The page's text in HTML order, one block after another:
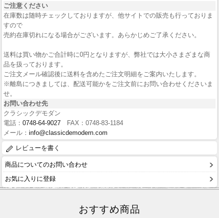
ご注意ください
在庫数は随時チェックしておりますが、他サイトでの販売も行っておりま
すので
売約在庫切れになる場合がございます。あらかじめご了承ください。
送料は買い物かご合計時に0円となりますが、弊社では大小さまざまな商
品を扱っております。
ご注文メール確認後に送料を含めたご注文明細をご案内いたします。
※離島につきましては、配送可能かをご注文前にお問い合わせくださいま
せ。
お問い合わせ先
クラシックデモダン
電話： 0748-64-9027 FAX：0748-83-1184
メール： info@classicdemodern.com
レビューを書く
商品についてのお問い合わせ
お気に入りに登録
おすすめ商品